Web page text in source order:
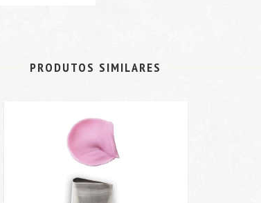
PRODUTOS SIMILARES